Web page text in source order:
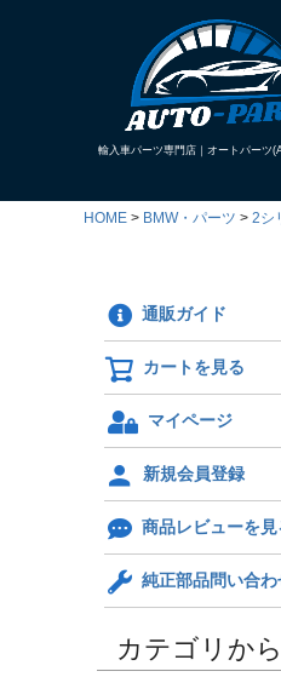
輸入車パーツ専門店｜オートパーツ
HOME BMW・パーツ 2シ
通販ガイド
カートを見る
マイページ
新規会員登録
商品レビューを見
純正部品問い合わ
カテゴリか